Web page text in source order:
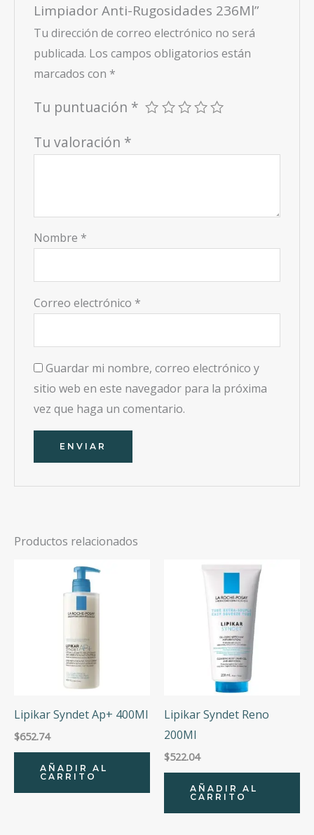
Limpiador Anti-Rugosidades 236Ml”
Tu dirección de correo electrónico no será
publicada. Los campos obligatorios están
marcados con *
Tu puntuación *
Tu valoración *
Nombre *
Correo electrónico *
Guardar mi nombre, correo electrónico y
sitio web en este navegador para la próxima
vez que haga un comentario.
Productos relacionados
Lipikar Syndet Ap+ 400Ml
$652.74
AÑADIR AL
CARRITO
Lipikar Syndet Reno
200Ml
$522.04
AÑADIR AL
CARRITO